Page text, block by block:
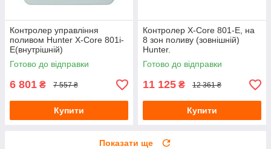
Контролер управління
поливом Hunter X-Core 801i-
E(внутрішній)
Готово до відправки
6 801 ₴ 7 557 ₴
Купити
Контролер X-Core 801-E, на
8 зон поливу (зовнішній)
Hunter.
Готово до відправки
11 125 ₴ 12 361 ₴
Купити
Показати ще